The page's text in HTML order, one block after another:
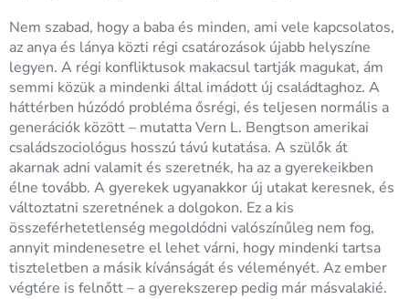
Nem szabad, hogy a baba és minden, ami vele kapcsolatos,
az anya és lánya közti régi csatározások újabb helyszíne
legyen. A régi konfliktusok makacsul tartják magukat, ám
semmi közük a mindenki által imádott új családtaghoz. A
háttérben húzódó probléma ősrégi, és teljesen normális a
generációk között – mutatta Vern L. Bengtson amerikai
családszociológus hosszú távú kutatása. A szülők át
akarnak adni valamit és szeretnék, ha az a gyerekeikben
élne tovább. A gyerekek ugyanakkor új utakat keresnek, és
változtatni szeretnének a dolgokon. Ez a kis
összeférhetetlenség megoldódni valószínűleg nem fog,
annyit mindenesetre el lehet várni, hogy mindenki tartsa
tiszteletben a másik kívánságát és véleményét. Az ember
végtére is felnőtt – a gyerekszerep pedig már másvalakié.